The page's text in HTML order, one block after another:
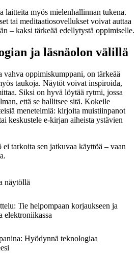
laitteita myös mielenhallinnan tukena.
tai meditaatiosovellukset voivat auttaa
– kaksi tärkeää edellytystä oppimiselle.
ja läsnäolon välillä
oppimiskumppani, on tärkeää
taukoja. Näytöt voivat inspiroida,
Siksi on hyvä löytää rytmi, jossa
että se hallitsee sitä. Kokeile
menetelmiä: kirjoita muistiinpanot
keskustele e-kirjan aiheista ystävien
tarkoita sen jatkuvaa käyttöä – vaan
näytöllä
Tie helpompaan korjaukseen ja
elektroniikassa
Hyödynnä teknologiaa